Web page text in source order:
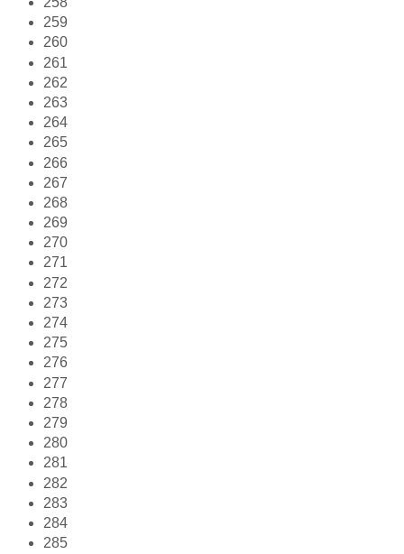
259
260
261
262
263
264
265
266
267
268
269
270
271
272
273
274
275
276
277
278
279
280
281
282
283
284
285